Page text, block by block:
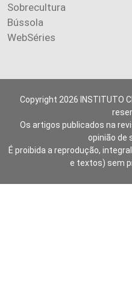
Sobrecultura
Bússola
WebSéries
Copyright 2026 INSTITUTO
Os artigos publicados na
opinião de
É proibida a reprodução,
e textos) sem